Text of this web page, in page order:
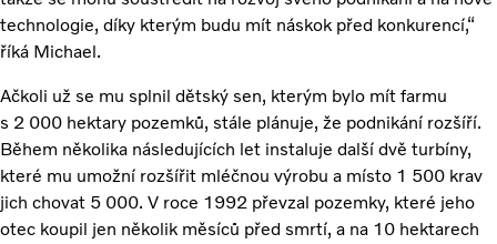
technologie, díky kterým budu mít náskok před konkurencí,“
říká Michael.
Ačkoli už se mu splnil dětský sen, kterým bylo mít farmu
s 2 000 hektary pozemků, stále plánuje, že podnikání rozšíří.
Během několika následujících let instaluje další dvě turbíny,
které mu umožní rozšířit mléčnou výrobu a místo 1 500 krav
jich chovat 5 000. V roce 1992 převzal pozemky, které jeho
otec koupil jen několik měsíců před smrtí, a na 10 hektarech